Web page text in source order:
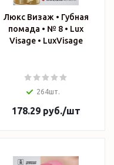
Люкс Визаж • Губная
помада • № 8 • Lux
Visage • LuxVisage
264шт.
178.29руб./шт